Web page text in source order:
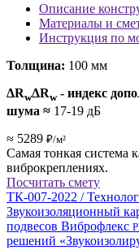
Описание
Материалы и
Инструкция по
Толщина: 100 мм
ΔRwΔRw- индекс
шума ≈ 17-19 дБ
≈ 5289 ₽/м²
Самая тонкая система
виброкреплениях.
Посчитать смету
ТК-007-2022 /
Звукоизоляционный
подвесов Виброфлекс
решений